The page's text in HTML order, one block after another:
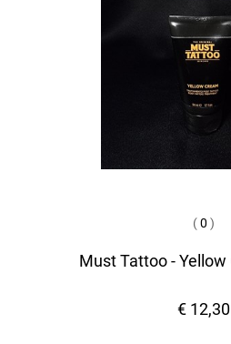
(0 )
Must Tattoo - Yellow
€ 12,30